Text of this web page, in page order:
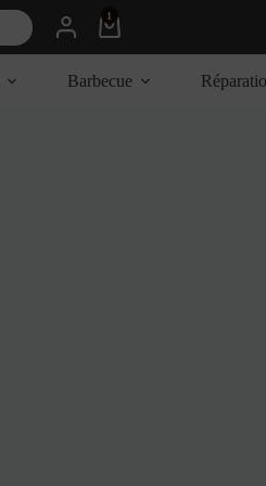
Panier
d’achat
1
Barbecue